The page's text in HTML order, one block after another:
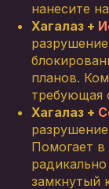
нанесите
Хагалаз +
планов.
требующая
Хагалаз +
Помогает в
замкнутый